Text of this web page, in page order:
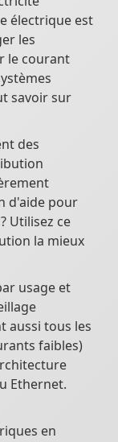
électrique est
les
le courant
savoir sur
des
d'aide pour
Utilisez ce
la mieux
usage et
aussi tous les
faibles)
Ethernet.
en